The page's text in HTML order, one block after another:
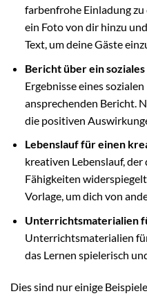
farbenfrohe Einladung
ein Foto von dir hinzu
Text, um deine Gäste
Bericht über ein
Ergebnisse eines
ansprechenden Bericht.
die positiven
Lebenslauf für einen
kreativen Lebenslauf,
Fähigkeiten
Vorlage, um dich von
Unterrichtsmaterialien
Unterrichtsmaterialien
das Lernen spielerisch
Dies sind nur einige